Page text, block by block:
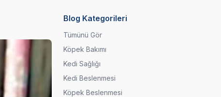
Blog Kategorileri
Tümünü Gör
Köpek Bakımı
Kedi Sağlığı
Kedi Beslenmesi
Köpek Beslenmesi